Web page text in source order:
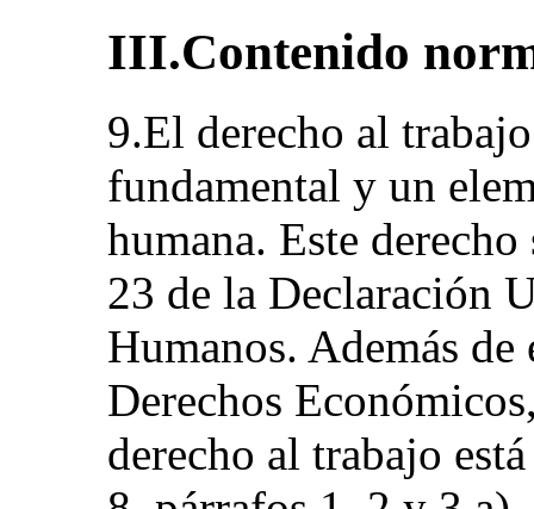
III.Contenido
9.El derecho al
fundamental y un
humana. Este
23 de la Declaración
Humanos. Además
Derechos
derecho al trabajo